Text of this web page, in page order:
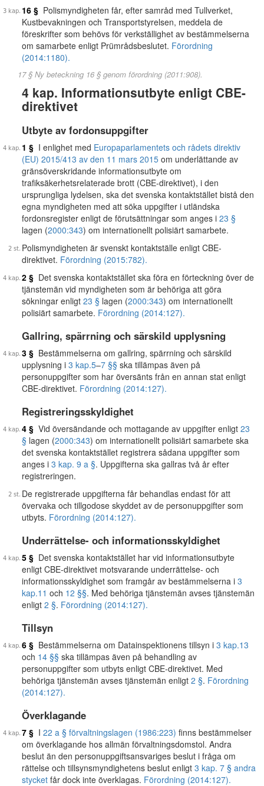
16 § Polismyndigheten får, efter samråd med Tullverket,
Kustbevakningen och Transportstyrelsen, meddela de
föreskrifter som behövs för verkställighet av bestämmelserna
om samarbete enligt Prümrådsbeslutet. Förordning
(2014:1180).
17 § Ny beteckning 16 § genom förordning (2011:908).
4 kap. Informationsutbyte enligt CBE-
direktivet
Utbyte av fordonsuppgifter
1 § I enlighet med Europaparlamentets och rådets direktiv
(EU) 2015/413 av den 11 mars 2015 om underlättande av
gränsöverskridande informationsutbyte om
trafiksäkerhetsrelaterade brott (CBE-direktivet), i den
ursprungliga lydelsen, ska det svenska kontaktstället bistå den
egna myndigheten med att söka uppgifter i utländska
fordonsregister enligt de förutsättningar som anges i 23 §
lagen (2000:343) om internationellt polisiärt samarbete.
Polismyndigheten är svenskt kontaktställe enligt CBE-
direktivet. Förordning (2015:782).
2 § Det svenska kontaktstället ska föra en förteckning över de
tjänstemän vid myndigheten som är behöriga att göra
sökningar enligt 23 § lagen (2000:343) om internationellt
polisiärt samarbete. Förordning (2014:127).
Gallring, spärrning och särskild upplysning
3 § Bestämmelserna om gallring, spärrning och särskild
upplysning i 3 kap.5–7 §§ ska tillämpas även på
personuppgifter som har översänts från en annan stat enligt
CBE-direktivet. Förordning (2014:127).
Registreringsskyldighet
4 § Vid översändande och mottagande av uppgifter enligt 23
§ lagen (2000:343) om internationellt polisiärt samarbete ska
det svenska kontaktstället registrera sådana uppgifter som
anges i 3 kap. 9 a §. Uppgifterna ska gallras två år efter
registreringen.
De registrerade uppgifterna får behandlas endast för att
övervaka och tillgodose skyddet av de personuppgifter som
utbyts. Förordning (2014:127).
Underrättelse- och informationsskyldighet
5 § Det svenska kontaktstället har vid informationsutbyte
enligt CBE-direktivet motsvarande underrättelse- och
informationsskyldighet som framgår av bestämmelserna i 3
kap.11 och 12 §§. Med behöriga tjänstemän avses tjänstemän
enligt 2 §. Förordning (2014:127).
Tillsyn
6 § Bestämmelserna om Datainspektionens tillsyn i 3 kap.13
och 14 §§ ska tillämpas även på behandling av
personuppgifter som utbyts enligt CBE-direktivet. Med
behöriga tjänstemän avses tjänstemän enligt 2 §. Förordning
(2014:127).
Överklagande
7 § I 22 a § förvaltningslagen (1986:223) finns bestämmelser
om överklagande hos allmän förvaltningsdomstol. Andra
beslut än den personuppgiftsansvariges beslut i fråga om
rättelse och tillsynsmyndighetens beslut enligt 3 kap. 7 § andra
stycket får dock inte överklagas. Förordning (2014:127).